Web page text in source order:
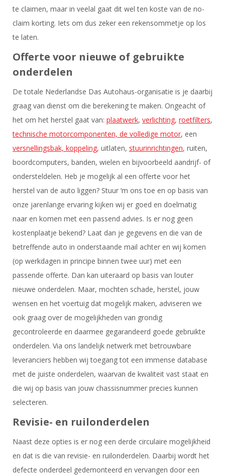
te claimen, maar in veelal gaat dit wel ten koste van de no-
claim korting. Iets om dus zeker een rekensommetje op los
te laten.
Offerte voor nieuwe of gebruikte
onderdelen
De totale Nederlandse Das Autohaus-organisatie is je daarbij
graag van dienst om die berekening te maken. Ongeacht of
het om het herstel gaat van: plaatwerk, verlichting, roetfilters,
technische motorcomponenten, de volledige motor, een
versnellingsbak, koppeling, uitlaten, stuurinrichtingen, ruiten,
boordcomputers, banden, wielen en bijvoorbeeld aandrijf- of
ondersteldelen. Heb je mogelijk al een offerte voor het
herstel van de auto liggen? Stuur ‘m ons toe en op basis van
onze jarenlange ervaring kijken wij er goed en doelmatig
naar en komen met een passend advies. Is er nog geen
kostenplaatje bekend? Laat dan je gegevens en die van de
betreffende auto in onderstaande mail achter en wij komen
(op werkdagen in principe binnen twee uur) met een
passende offerte. Dan kan uiteraard op basis van louter
nieuwe onderdelen. Maar, mochten schade, herstel, jouw
wensen en het voertuig dat mogelijk maken, adviseren we
ook graag over de mogelijkheden van grondig
gecontroleerde en daarmee gegarandeerd goede gebruikte
onderdelen. Via ons landelijk netwerk met betrouwbare
leveranciers hebben wij toegang tot een immense database
met de juiste onderdelen, waarvan de kwaliteit vast staat en
die wij op basis van jouw chassisnummer precies kunnen
selecteren.
Revisie- en ruilonderdelen
Naast deze opties is er nog een derde circulaire mogelijkheid
en dat is die van revisie- en ruilonderdelen. Daarbij wordt het
defecte onderdeel gedemonteerd en vervangen door een